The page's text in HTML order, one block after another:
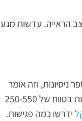
הראייה. עדשות מגע
ניסיונות, וזה אומר
מספר פגישות עם האופטומטריסט. כאשר כל פגישה תוסיף לעלויות. מחיר פגישת התאמה עשוי לעלות בטווח של 250-550
ידרשו כמה פגישות.